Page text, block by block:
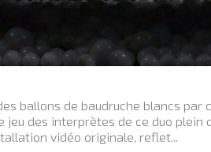
ballons de baudruche blancs par
jeu des interprètes de ce duo plein
vidéo originale, reflet...